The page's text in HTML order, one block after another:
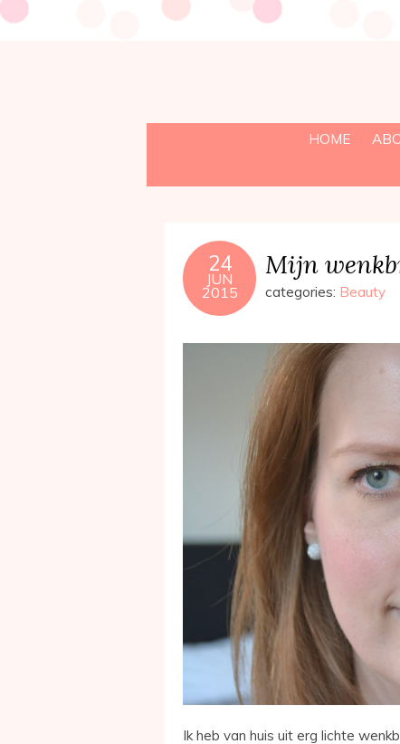
HOME
24
JUN
2015
Mijn
categories: Beauty
Ik heb van huis uit erg lichte